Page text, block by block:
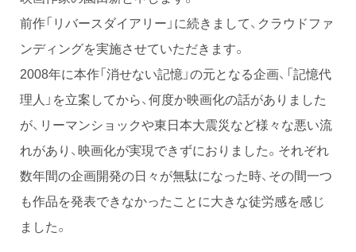
前作「リバースダイアリー」に続きまして、クラウドファ
ンディングを実施させていただきます。
2008年に本作「消せない記憶」の元となる企画、「記憶代
理人」を立案してから、何度か映画化の話がありました
が、リーマンショックや東日本大震災など様々な悪い流
れがあり、映画化が実現できずにおりました。それぞれ
数年間の企画開発の日々が無駄になった時、その間一つ
も作品を発表できなかったことに大きな徒労感を感じ
ました。